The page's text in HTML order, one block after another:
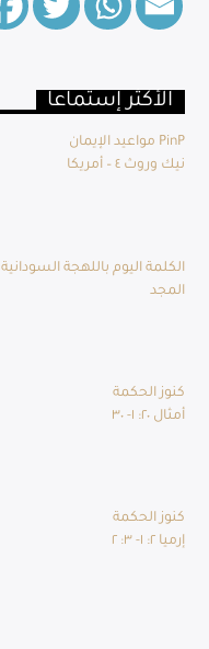
الأكثر إستماعا
مواعيد الإيمان PinP
نيك وروث ٤ – أمريكا
الكلمة اليوم باللهجة السودانية
المجد
كنوز الحكمة
أمثال ٢٠: ١- ٣٠
كنوز الحكمة
إرميا ٢: ١- ٣: ٢